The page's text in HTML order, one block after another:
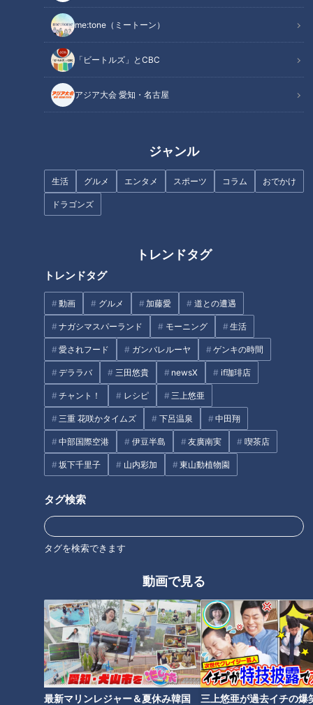
me:tone（ミートーン）
「ビートルズ」とCBC
アジア大会 愛知・名古屋
ジャンル
生活 グルメ エンタメ スポーツ コラム おでかけ
ドラゴンズ
トレンドタグ
トレンドタグ
動画 グルメ 加藤愛 道との遭遇
ナガシマスパーランド モーニング 生活
愛されフード ガンバレルーヤ ゲンキの時間
デララバ 三田悠貴 newsX if珈琲店
チャント！ レシピ 三上悠亜
三重 花咲かタイムズ 下呂温泉 中田翔
中部国際空港 伊豆半島 友廣南実 喫茶店
坂下千里子 山内彩加 東山動植物園
タグ検索
タグを検索できます
動画で見る
最新マリンレジャー＆夏休み韓国
三上悠亜が過去イチの爆
肉みそが決め手のあいちサラダ
「かきの柚子しぐれ煮・半熟卵
のだししょうゆ漬け」の作り方
炒めても漬けてもおいしい！夏
グルメ チャント！ 加藤愛 愛されフード
番組紹介
チャント！
食べなきゃ損する！愛されフード
身近な生活情報から芸能、どこよりも詳しい天気情報などなど、東
海3県にとことん寄り添う新しい報道・情報番組。毎週月～金曜 午
後3:49～5:50放送（金曜は午後4:50～5:50放送）。
オススメ関連コンテンツ